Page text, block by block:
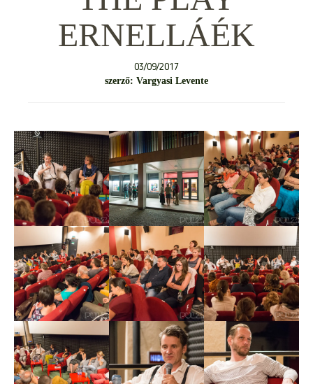
ERNELLÁÉK
03/09/2017
szerző: Vargyasi Levente